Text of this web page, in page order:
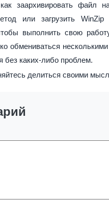
заархивировать
или загрузить
выполнить свою
обмениваться
без каких-либо проблем.
делиться своими